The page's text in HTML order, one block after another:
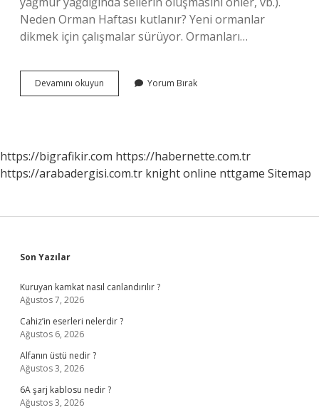
Neden Orman Haftası kutlanır? Yeni ormanlar
dikmek için çalışmalar sürüyor. Ormanları…
Devamını okuyun
Haftası
Yorum Bırak
https://bigrafikir.com https://habernette.com.tr
https://arabadergisi.com.tr knight online nttgame Sitemap
Sidebar
Son Yazılar
Kuruyan kamkat nasıl canlandırılır ?
Ağustos 7, 2026
Cahiz’in eserleri nelerdir ?
Ağustos 6, 2026
Alfanın üstü nedir ?
Ağustos 3, 2026
6A şarj kablosu nedir ?
Ağustos 3, 2026